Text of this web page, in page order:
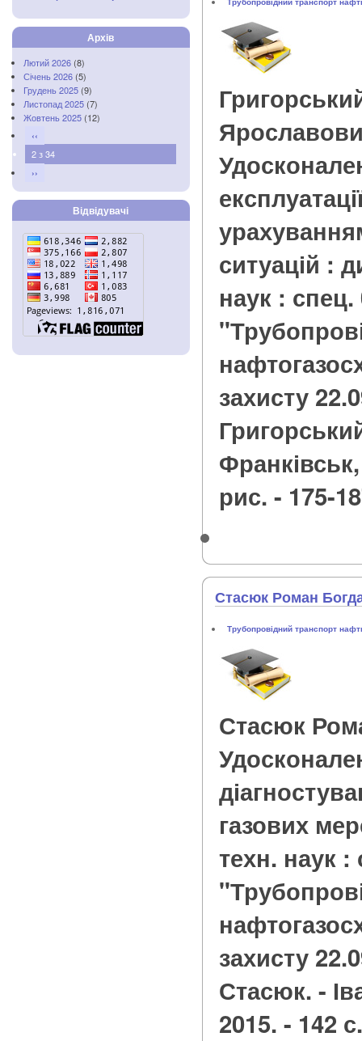
Архів
Лютий 2026 (8)
Січень 2026 (5)
Грудень 2025 (9)
Листопад 2025 (7)
Жовтень 2025 (12)
‹‹
2 з 34
››
Відвідувачі
ситуацій :
наук : спец.
захисту
рис. - 175-
Стасюк Роман
Трубопровідний транспорт
Стасюк
газових
техн. наук :
захисту
Стасюк. -
2015. - 142